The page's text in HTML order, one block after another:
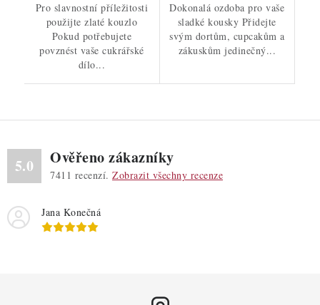
Pro slavnostní příležitosti
použijte zlaté kouzlo
Pokud potřebujete
povznést vaše cukrářské
dílo...
Dokonalá ozdoba pro vaše
sladké kousky Přidejte
svým dortům, cupcakům a
zákuskům jedinečný...
5.0 Ověřeno zákazníky
7411 recenzí. Zobrazit všechny recenze
Jana Konečná